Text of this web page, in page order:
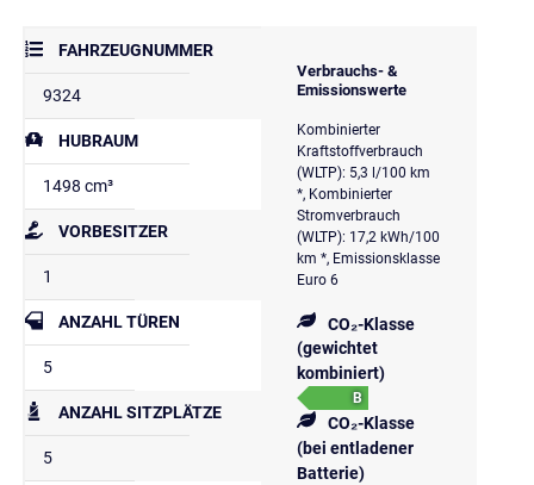
FAHRZEUGNUMMER
9324
HUBRAUM
1498 cm³
VORBESITZER
1
ANZAHL TÜREN
5
ANZAHL SITZPLÄTZE
5
Verbrauchs- &
Emissionswerte
Kombinierter
Kraftstoffverbrauch
(WLTP): 5,3 l/100 km
*, Kombinierter
Stromverbrauch
(WLTP): 17,2 kWh/100
km *, Emissionsklasse
Euro 6
CO₂-Klasse
(gewichtet
kombiniert)
B
CO₂-Klasse
(bei entladener
Batterie)